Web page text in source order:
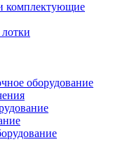
комплектующие
оборудование